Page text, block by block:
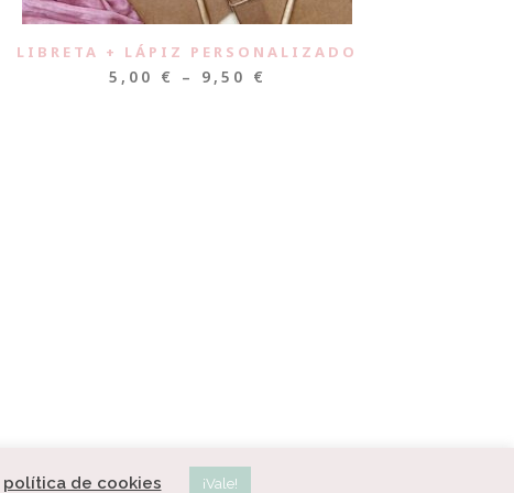
LIBRETA + LÁPIZ PERSONALIZADO
5,00 € – 9,50 €
política de cookies ¡Vale!